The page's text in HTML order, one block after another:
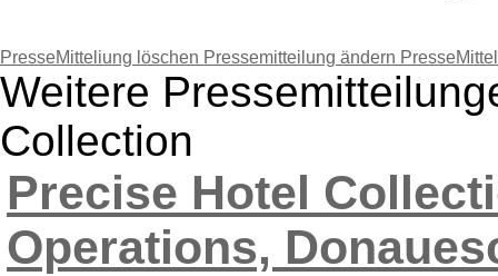
PresseMitteliung löschen Pressemitteilung ändern
Weitere
Collection
Precise Hotel
Operations,